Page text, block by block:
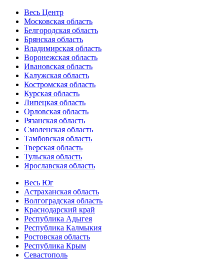
Весь Центр
Московская область
Белгородская область
Брянская область
Владимирская область
Воронежская область
Ивановская область
Калужская область
Костромская область
Курская область
Липецкая область
Орловская область
Рязанская область
Смоленская область
Тамбовская область
Тверская область
Тульская область
Ярославская область
Весь Юг
Астраханская область
Волгоградская область
Краснодарский край
Республика Адыгея
Республика Калмыкия
Ростовская область
Республика Крым
Севастополь